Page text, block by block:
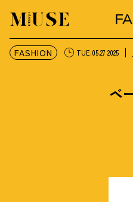
オトナミューズ ウェ
FASHION TUE.05.27 2025
ベ